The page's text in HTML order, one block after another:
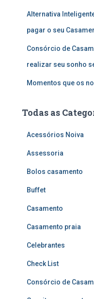
Alternativa
pagar o seu
Consórcio de
realizar seu sonho
Momentos que os
Todas as
Acessórios Noiva
Assessoria
Bolos casamento
Buffet
Casamento
Casamento praia
Celebrantes
Check List
Consórcio de